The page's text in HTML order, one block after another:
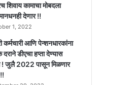
शिवाय कामाचा मोबदला
देणार !!
1, 2022
कर्मचारी आणि पेन्शनधारकांना
डीएचा हप्ता देण्यास
! जुलै 2022 पासून मिळणार